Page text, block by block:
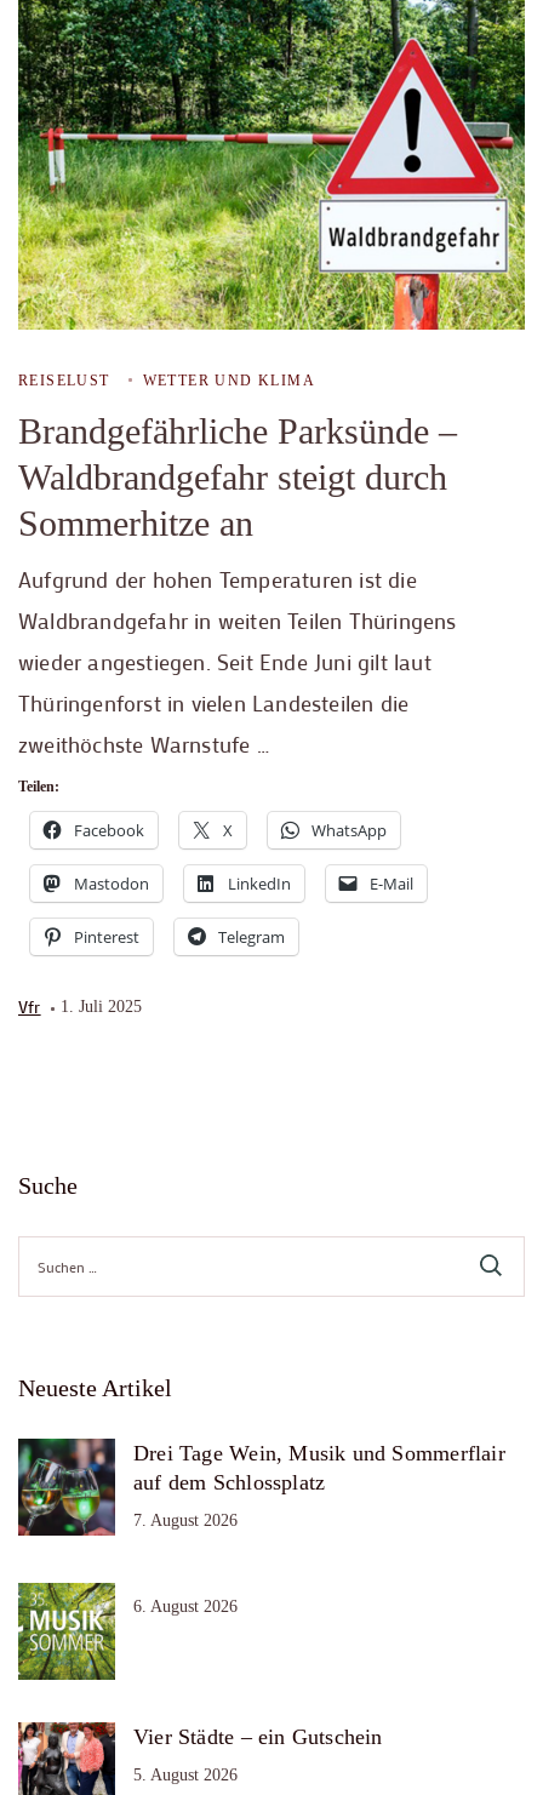
REISELUST WETTER UND KLIMA
Brandgefährliche Parksünde –
Waldbrandgefahr steigt durch
Sommerhitze an
Aufgrund der hohen Temperaturen ist die
Waldbrandgefahr in weiten Teilen Thüringens
wieder angestiegen. Seit Ende Juni gilt laut
Thüringenforst in vielen Landesteilen die
zweithöchste Warnstufe …
Teilen:
Facebook X WhatsApp
Mastodon LinkedIn E-Mail
Pinterest Telegram
Vfr 1. Juli 2025
Suche
nach:
Neueste Artikel
Drei Tage Wein, Musik und Sommerflair
auf dem Schlossplatz
7. August 2026
6. August 2026
Vier Städte – ein Gutschein
5. August 2026